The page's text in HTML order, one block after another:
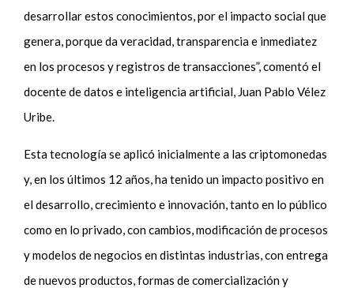
desarrollar estos conocimientos, por el impacto social que
genera, porque da veracidad, transparencia e inmediatez
en los procesos y registros de transacciones”, comentó el
docente de datos e inteligencia artificial, Juan Pablo Vélez
Uribe.
Esta tecnología se aplicó inicialmente a las criptomonedas
y, en los últimos 12 años, ha tenido un impacto positivo en
el desarrollo, crecimiento e innovación, tanto en lo público
como en lo privado, con cambios, modificación de procesos
y modelos de negocios en distintas industrias, con entrega
de nuevos productos, formas de comercialización y